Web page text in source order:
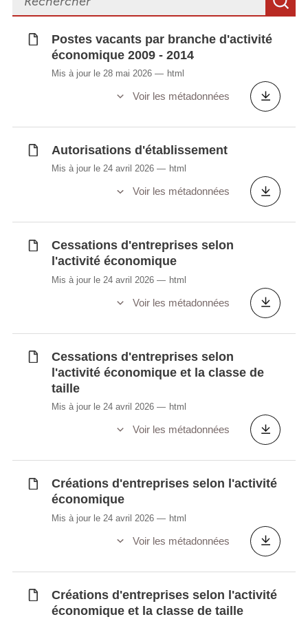
données LUSTAT
Postes vacants par branche d'activité
économique 2009 - 2014
Mis à jour le 28 mai 2026 html
Voir les métadonnées
Autorisations d'établissement
Mis à jour le 24 avril 2026 html
Voir les métadonnées
Cessations d'entreprises selon
l'activité économique
Mis à jour le 24 avril 2026 html
Voir les métadonnées
Cessations d'entreprises selon
l'activité économique et la classe de
taille
Mis à jour le 24 avril 2026 html
Voir les métadonnées
Créations d'entreprises selon l'activité
économique
Mis à jour le 24 avril 2026 html
Voir les métadonnées
Créations d'entreprises selon l'activité
économique et la classe de taille